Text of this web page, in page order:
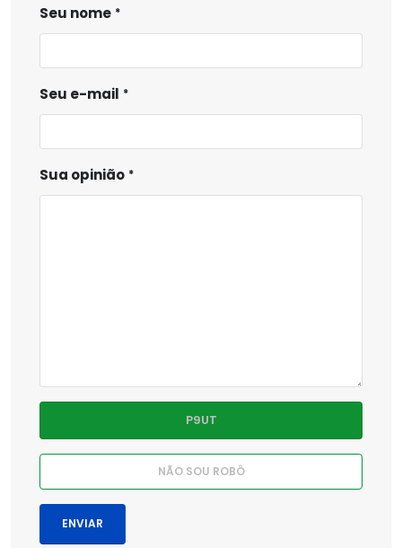
Seu nome
Seu e-mail
Sua opinião